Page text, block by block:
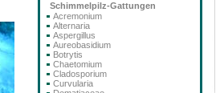
Schimmelpilz-Gattungen
Acremonium
Alternaria
Aspergillus
Aureobasidium
Botrytis
Chaetomium
Cladosporium
Curvularia